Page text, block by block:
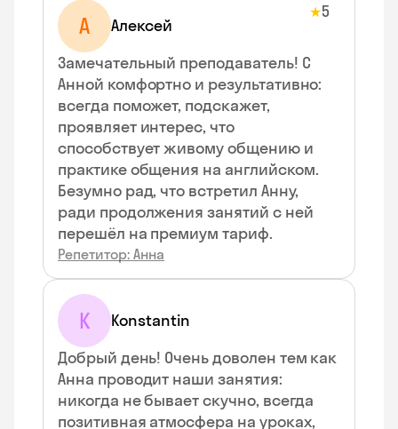
А Алексей
★5
Замечательный преподаватель! С
Анной комфортно и результативно:
всегда поможет, подскажет,
проявляет интерес, что
способствует живому общению и
практике общения на английском.
Безумно рад, что встретил Анну,
ради продолжения занятий с ней
перешёл на премиум тариф.
Репетитор: Анна
K
Konstantin
Добрый день! Очень доволен тем как
Анна проводит наши занятия:
никогда не бывает скучно, всегда
позитивная атмосфера на уроках,